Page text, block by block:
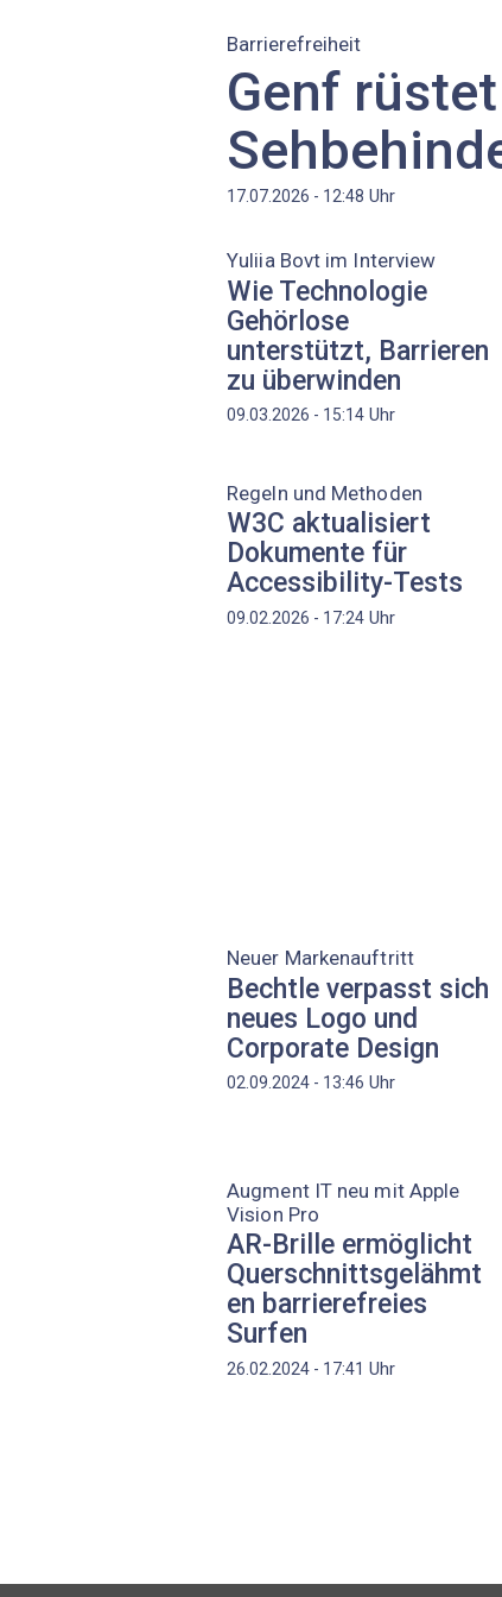
Barrierefreiheit
Genf
17.07.2026 - 12:48 Uhr
Yuliia Bovt im Interview
Wie Technologie
Gehörlose
unterstützt, Barrieren
zu überwinden
09.03.2026 - 15:14 Uhr
Regeln und Methoden
W3C aktualisiert
Dokumente für
Accessibility-Tests
09.02.2026 - 17:24 Uhr
Neuer Markenauftritt
Bechtle verpasst sich
neues Logo und
Corporate Design
02.09.2024 - 13:46 Uhr
Augment IT neu mit Apple
Vision Pro
AR-Brille ermöglicht
Querschnittsgelähmt
en barrierefreies
Surfen
26.02.2024 - 17:41 Uhr